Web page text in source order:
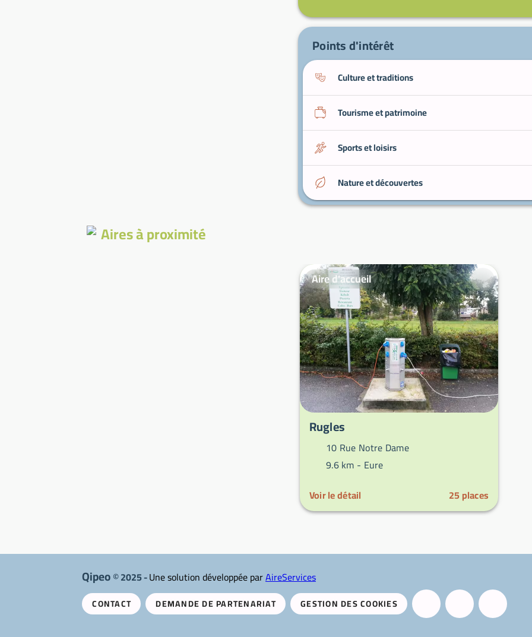
Points d'intérêt
Culture et traditions
Tourisme et patrimoine
Sports et loisirs
Nature et découvertes
Aires à proximité
Aire d'accueil
Rugles
10 Rue Notre Dame
9.6 km - Eure
Voir le détail
25places
Qipeo© 2025 -Une solution développée parAireServices
CONTACT DEMANDE DE PARTENARIAT GESTION DES COOKIES